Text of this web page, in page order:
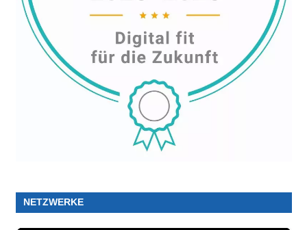
NETZWERKE